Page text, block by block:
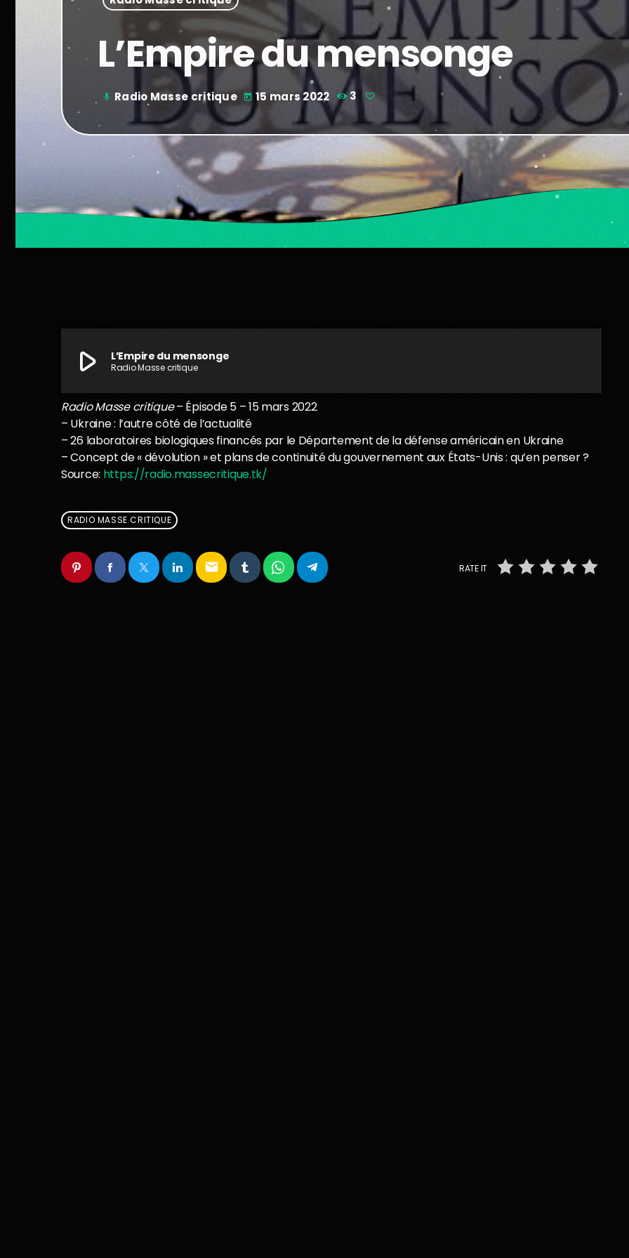
L’Empire du mensonge
mic Radio Masse critique today 15 mars 2022 3
play_arrow L’Empire du mensonge
Radio Masse critique
Radio Masse critique– Épisode 5 – 15 mars 2022
– Ukraine : l’autre côté de l’actualité
– 26 laboratoires biologiques financés par le Département de la défense américain en Ukraine
– Concept de « dévolution » et plans de continuité du gouvernement aux États-Unis : qu’en penser ?
Source: https://radio.massecritique.tk/
RADIO MASSE CRITIQUE
email RATE IT